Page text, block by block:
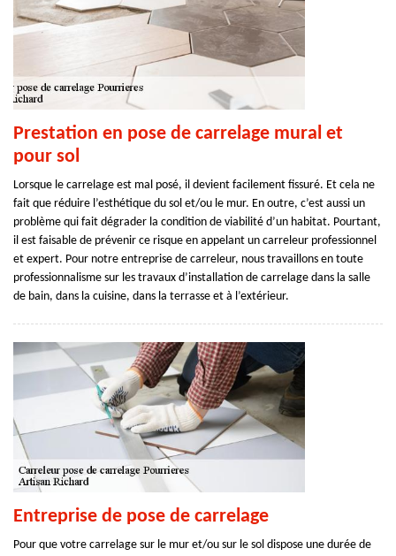
Prestation en pose de carrelage mural et
pour sol
Lorsque le carrelage est mal posé, il devient facilement fissuré. Et cela ne
fait que réduire l’esthétique du sol et/ou le mur. En outre, c’est aussi un
problème qui fait dégrader la condition de viabilité d’un habitat. Pourtant,
il est faisable de prévenir ce risque en appelant un carreleur professionnel
et expert. Pour notre entreprise de carreleur, nous travaillons en toute
professionnalisme sur les travaux d’installation de carrelage dans la salle
de bain, dans la cuisine, dans la terrasse et à l’extérieur.
Entreprise de pose de carrelage
Pour que votre carrelage sur le mur et/ou sur le sol dispose une durée de